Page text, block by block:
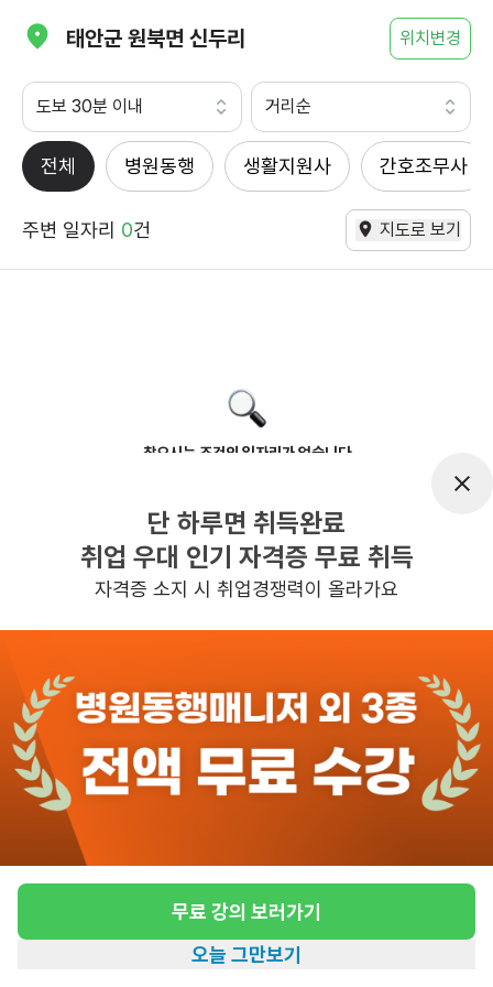
태안군 원북면 신두리 위치변경
도보 30분 이내 거리순
전체 병원동행 생활지원사 간호조무사
주변 일자리 0건 지도로 보기
찾으시는 조건의 일자리가 없습니다
반경 3KM 이내의 일자리 확인하기
단 하루면 취득완료
취업 우대 인기 자격증 무료 취득
자격증 소지 시 취업경쟁력이 올라가요
무료 강의 보러가기
오늘 그만보기